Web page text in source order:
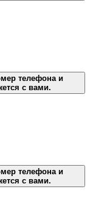
телефона и
с вами.
телефона и
с вами.